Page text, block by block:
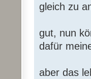
gleich zu
gut, nun
dafür
aber das